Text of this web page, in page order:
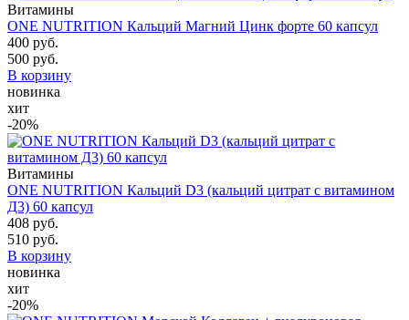
Витамины
ONE NUTRITION Кальций Магний Цинк форте 60 капсул
400 руб.
500 руб.
В корзину
новинка
хит
-20%
Витамины
ONE NUTRITION Кальций D3 (кальций цитрат с витамином
Д3) 60 капсул
408 руб.
510 руб.
В корзину
новинка
хит
-20%